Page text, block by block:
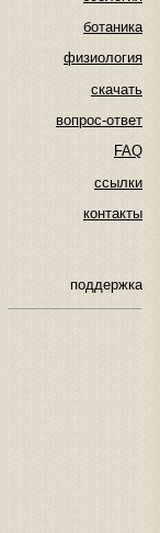
ботаника
физиология
скачать
вопрос-ответ
FAQ
ссылки
контакты
поддержка